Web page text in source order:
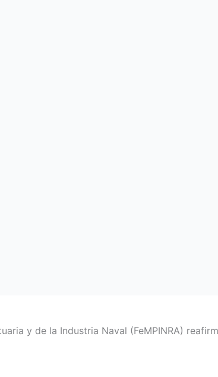
y de la Industria Naval (FeMPINRA)